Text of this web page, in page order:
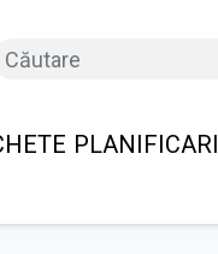
PLANIFICARI